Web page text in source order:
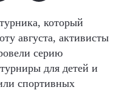
который
августа, активисты
серию
для детей и
спортивных